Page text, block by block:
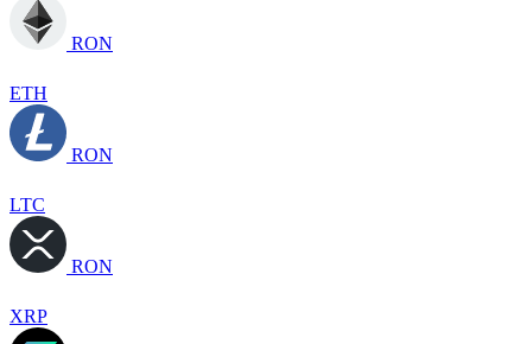
RON
ETH
RON
LTC
RON
XRP